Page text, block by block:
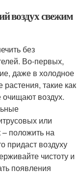
воздух свежим
без
Во-первых,
даже в холодное
такие как
воздух.
или
положить на
придаст воздуху
чистоту и
появления